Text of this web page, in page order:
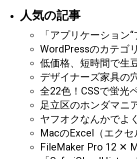
人気の記事
「アプリケーション
WordPressのカテゴ
低価格、短時間で生
デザイナーズ家具の
全22色！CSSで蛍光
足立区のホンダマニ
ヤフオクなんかでよ
MacのExcel（エク
FileMaker Pro 12 ✕